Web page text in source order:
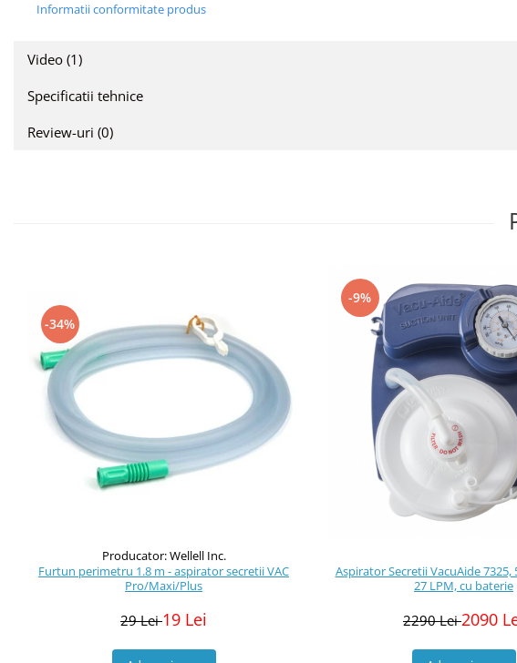
Informatii conformitate produs
Video (1)
Specificatii tehnice
Review-uri (0)
-34%
Producator: Wellell Inc.
Furtun perimetru 1.8 m - aspirator secretii VAC
Pro/Maxi/Plus
29 Lei19 Lei
-9%
Aspirator Secretii VacuAide 7325,
27 LPM, cu baterie
2290 Lei2090